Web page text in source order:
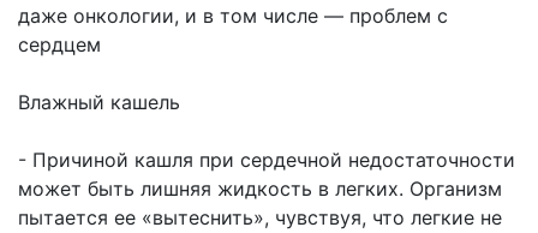
даже онкологии, и в том числе — проблем с
сердцем
Влажный кашель
- Причиной кашля при сердечной недостаточности
может быть лишняя жидкость в легких. Организм
пытается ее «вытеснить», чувствуя, что легкие не